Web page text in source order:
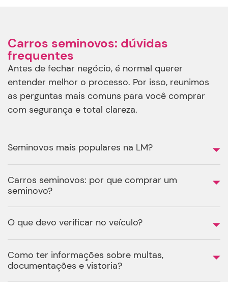
Carros seminovos: dúvidas
frequentes
Antes de fechar negócio, é normal querer
entender melhor o processo. Por isso, reunimos
as perguntas mais comuns para você comprar
com segurança e total clareza.
Seminovos mais populares na LM?
Carros seminovos: por que comprar um
seminovo?
O que devo verificar no veículo?
Como ter informações sobre multas,
documentações e vistoria?